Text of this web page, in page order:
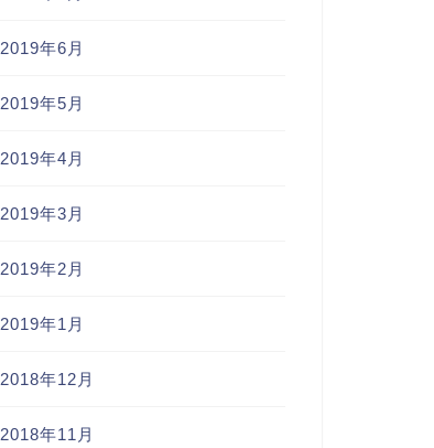
2019年6月
2019年5月
2019年4月
2019年3月
2019年2月
2019年1月
2018年12月
2018年11月